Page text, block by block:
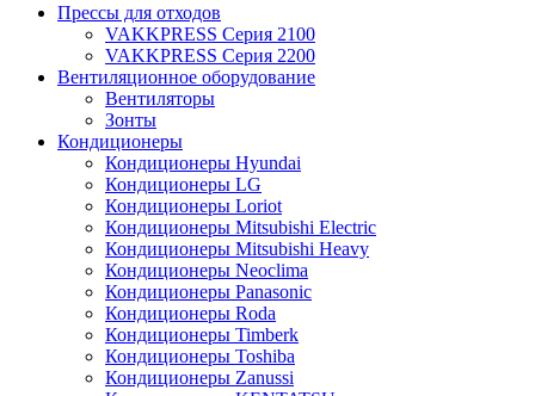
Прессы для отходов
VAKKPRESS Серия 2100
VAKKPRESS Серия 2200
Вентиляционное оборудование
Вентиляторы
Зонты
Кондиционеры
Кондиционеры Hyundai
Кондиционеры LG
Кондиционеры Loriot
Кондиционеры Mitsubishi Electric
Кондиционеры Mitsubishi Heavy
Кондиционеры Neoclima
Кондиционеры Panasonic
Кондиционеры Roda
Кондиционеры Timberk
Кондиционеры Toshiba
Кондиционеры Zanussi